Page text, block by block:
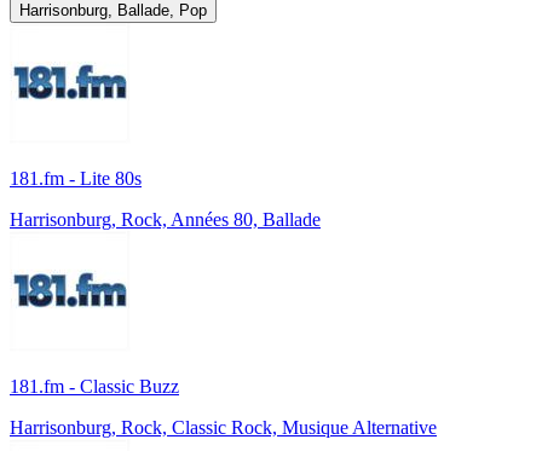
Harrisonburg, Ballade, Pop
181.fm - Lite 80s
Harrisonburg, Rock, Années 80, Ballade
181.fm - Classic Buzz
Harrisonburg, Rock, Classic Rock, Musique Alternative